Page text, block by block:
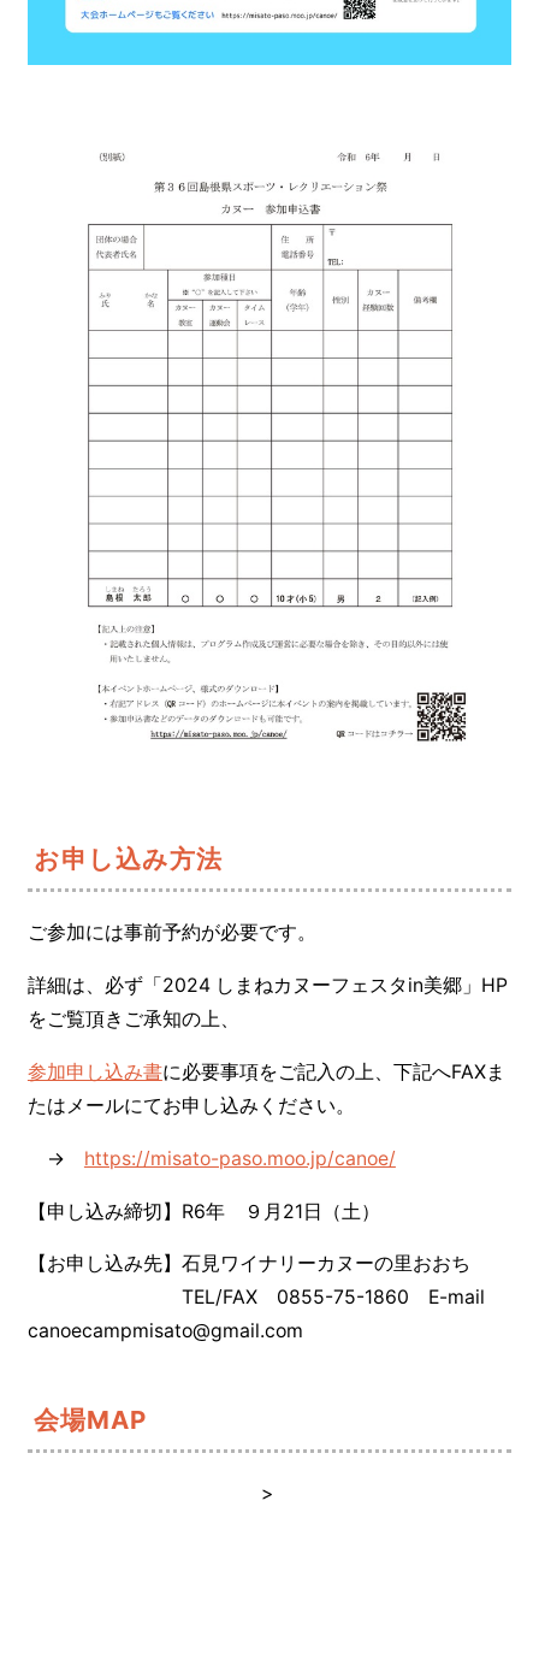
お申し込み方法
ご参加には事前予約が必要です。
詳細は、必ず「2024 しまねカヌーフェスタin美郷」HP
をご覧頂きご承知の上、
参加申し込み書に必要事項をご記入の上、下記へFAXま
たはメールにてお申し込みください。
→ https://misato-paso.moo.jp/canoe/
【申し込み締切】R6年 ９月21日（土）
【お申し込み先】石見ワイナリーカヌーの里おおち
TEL/FAX 0855-75-1860 E-mail
canoecampmisato@gmail.com
会場MAP
>